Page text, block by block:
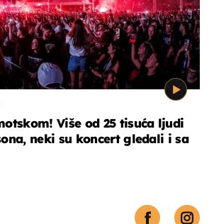
Više od 25 tisuća ljudi
neki su koncert gledali i sa